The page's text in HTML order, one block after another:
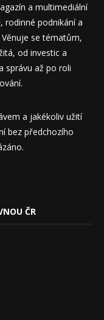
a multimediální
rodinné podnikání a
se tématům,
od investic a
správu až po roli
a jakékoliv užití
bez předchozího
ČR